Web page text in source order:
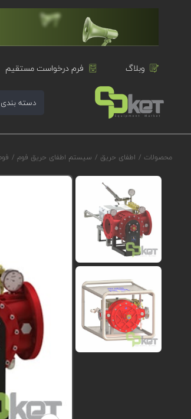
وبلاگ فرم درخواست مستقیم
دسته بندی
محصولات / اطفای حریق / سیستم اطفای حریق فوم /